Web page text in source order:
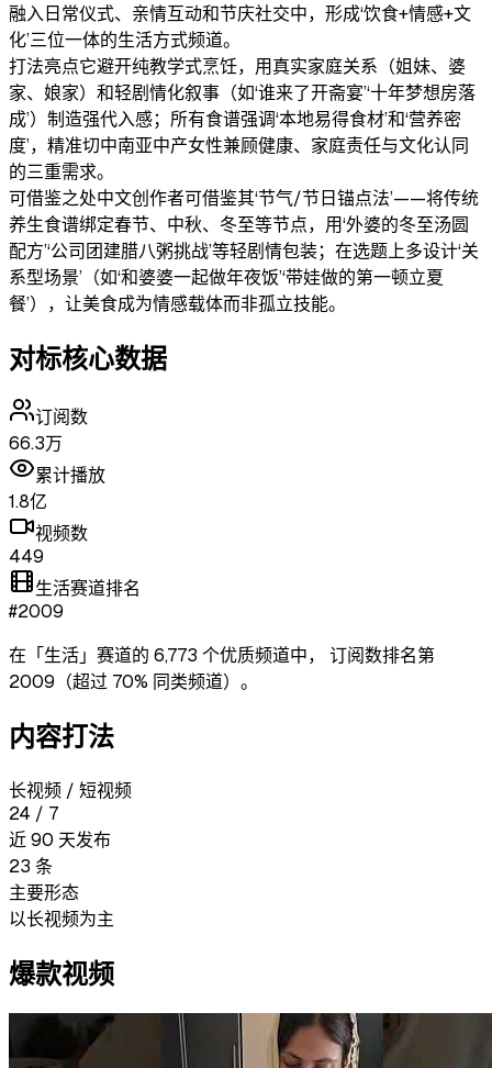
融入日常仪式、亲情互动和节庆社交中，形成‘饮食+情感+文
化’三位一体的生活方式频道。
打法亮点它避开纯教学式烹饪，用真实家庭关系（姐妹、婆
家、娘家）和轻剧情化叙事（如‘谁来了开斋宴’‘十年梦想房落
成’）制造强代入感；所有食谱强调‘本地易得食材’和‘营养密
度’，精准切中南亚中产女性兼顾健康、家庭责任与文化认同
的三重需求。
可借鉴之处中文创作者可借鉴其‘节气/节日锚点法’——将传统
养生食谱绑定春节、中秋、冬至等节点，用‘外婆的冬至汤圆
配方’‘公司团建腊八粥挑战’等轻剧情包装；在选题上多设计‘关
系型场景’（如‘和婆婆一起做年夜饭’‘带娃做的第一顿立夏
餐’），让美食成为情感载体而非孤立技能。
对标核心数据
订阅数
66.3万
累计播放
1.8亿
视频数
449
生活赛道排名
#2009
在「生活」赛道的 6,773 个优质频道中，
订阅数排名第
2009 （超过 70% 同类频道） 。
内容打法
长视频 / 短视频
24 / 7
近 90 天发布
23 条
主要形态
以长视频为主
爆款视频